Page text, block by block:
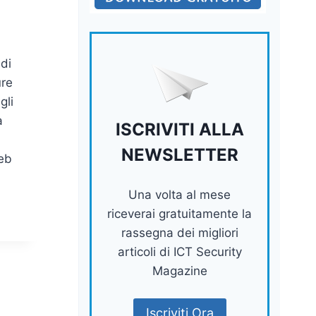
ISCRIVITI ALLA
NEWSLETTER
Una volta al mese
riceverai gratuitamente la
rassegna dei migliori
articoli di ICT Security
Magazine
Iscriviti Ora